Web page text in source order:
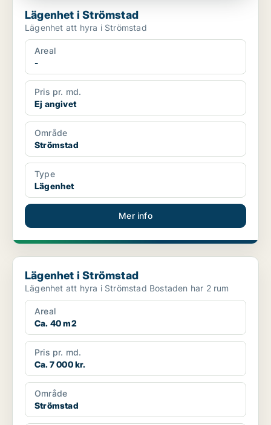
Lägenhet i Strömstad
Lägenhet att hyra i Strömstad
Areal
-
Pris pr. md.
Ej angivet
Område
Strömstad
Type
Lägenhet
Mer info
Lägenhet i Strömstad
Lägenhet i Strömstad
Lägenhet att hyra i Strömstad Bostaden har 2 rum
Areal
Ca. 40 m2
Pris pr. md.
Ca. 7 000 kr.
Område
Strömstad